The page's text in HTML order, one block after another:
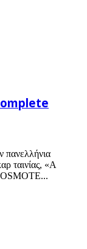
πανελλήνια
ταινίας, «A